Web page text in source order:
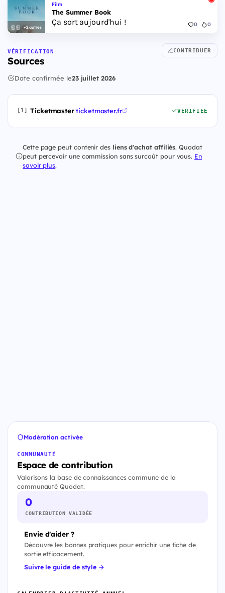
+2 autres
Film
The Summer Book
Ça sort aujourd'hui ! 0 0
VÉRIFICATION
Sources
CONTRIBUER
Date confirmée le23 juillet 2026
[1] Ticketmaster·ticketmaster.fr VÉRIFIÉE
Cette page peut contenir des liens d'achat affiliés. Quodat
peut percevoir une commission sans surcoût pour vous. En
savoir plus.
Modération activée
COMMUNAUTÉ
Espace de contribution
Valorisons la base de connaissances commune de la
communauté Quodat.
0
CONTRIBUTION VALIDÉE
Envie d'aider ?
Découvre les bonnes pratiques pour enrichir une fiche de
sortie efficacement.
Suivre le guide de style →